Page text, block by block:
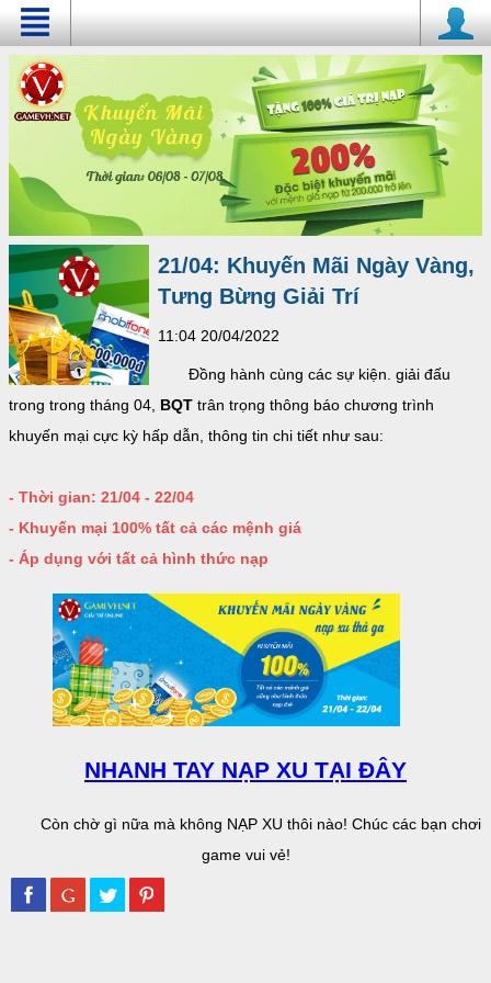
21/04: Khuyến Mãi Ngày Vàng,
Tưng Bừng Giải Trí
11:04 20/04/2022
Đồng hành cùng các sự kiện. giải đấu
trong trong tháng 04, BQT trân trọng thông báo chương trình
khuyến mại cực kỳ hấp dẫn, thông tin chi tiết như sau:
- Thời gian: 21/04 - 22/04
- Khuyến mại 100% tất cả các mệnh giá
- Áp dụng với tất cả hình thức nạp
NHANH TAY NẠP XU TẠI ĐÂY
Còn chờ gì nữa mà không NẠP XU thôi nào! Chúc các bạn chơi
game vui vẻ!